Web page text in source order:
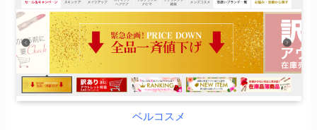
ベルコスメ